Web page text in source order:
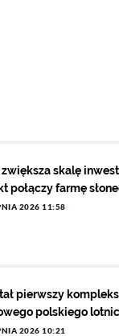
skalę
połączy farmę
2026 11:58
pierwszy
polskiego
2026 10:21